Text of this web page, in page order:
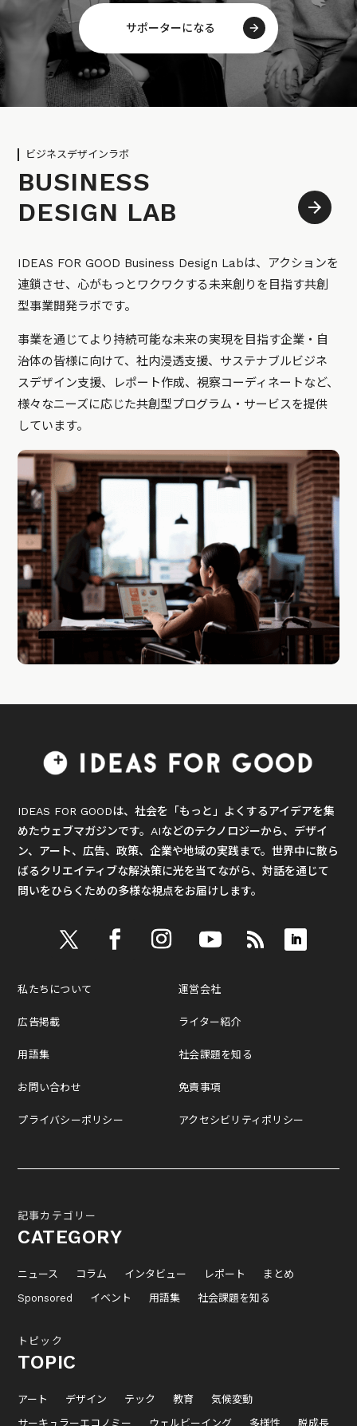
サポーターになる
ビジネスデザインラボ
BUSINESS
DESIGN LAB
IDEAS FOR GOOD Business Design Labは、アクションを
連鎖させ、心がもっとワクワクする未来創りを目指す共創
型事業開発ラボです。
事業を通じてより持続可能な未来の実現を目指す企業・自
治体の皆様に向けて、社内浸透支援、サステナブルビジネ
スデザイン支援、レポート作成、視察コーディネートなど、
様々なニーズに応じた共創型プログラム・サービスを提供
しています。
IDEAS FOR GOODは、社会を「もっと」よくするアイデアを集
めたウェブマガジンです。AIなどのテクノロジーから、デザイ
ン、アート、広告、政策、企業や地域の実践まで。世界中に散ら
ばるクリエイティブな解決策に光を当てながら、対話を通じて
問いをひらくための多様な視点をお届けします。
私たちについて
広告掲載
用語集
お問い合わせ
プライバシーポリシー
運営会社
ライター紹介
社会課題を知る
免責事項
アクセシビリティポリシー
記事カテゴリー
CATEGORY
ニュース コラム インタビュー レポート
まとめ
Sponsored
イベント 用語集 社会課題を知る
トピック
TOPIC
アート デザイン テック 教育
気候変動
サーキュラーエコノミー
ウェルビーイング 多様性 脱成長